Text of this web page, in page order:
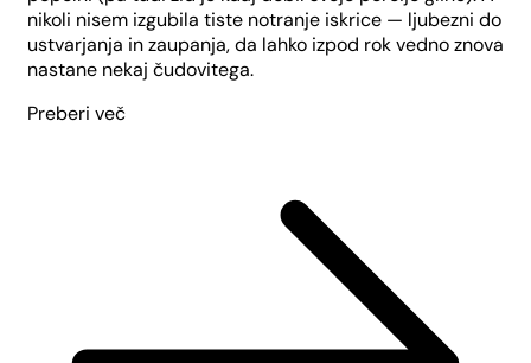
nikoli nisem izgubila tiste notranje iskrice — ljubezni do
ustvarjanja in zaupanja, da lahko izpod rok vedno znova
nastane nekaj čudovitega.
Preberi več